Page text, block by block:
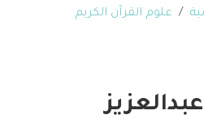
علوم القرآن الكريم